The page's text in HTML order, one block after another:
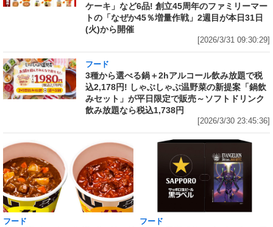
ケーキ」など6品! 創立45周年のファミリーマー
トの「なぜか45％増量作戦」2週目が本日31日
(火)から開催
[2026/3/31 09:30:29]
フード
3種から選べる鍋＋2hアルコール飲み放題で税
込2,178円! しゃぶしゃぶ温野菜の新提案「鍋飲
みセット」が平日限定で販売～ソフトドリンク
飲み放題なら税込1,738円
[2026/3/30 23:45:36]
フード フード